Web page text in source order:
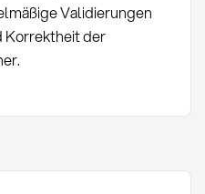
Validierungen
Korrektheit der